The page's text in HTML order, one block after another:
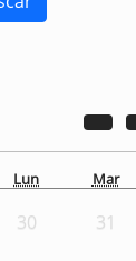
Lun Mar
30 31